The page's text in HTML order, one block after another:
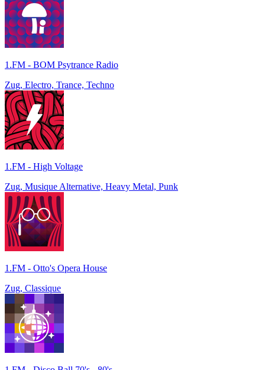
1.FM - BOM Psytrance Radio
Zug, Electro, Trance, Techno
1.FM - High Voltage
Zug, Musique Alternative, Heavy Metal, Punk
1.FM - Otto's Opera House
Zug, Classique